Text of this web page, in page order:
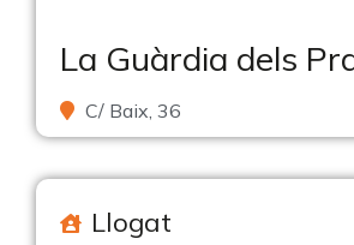
La Guàrdia dels
C/ Baix, 36
Llogat